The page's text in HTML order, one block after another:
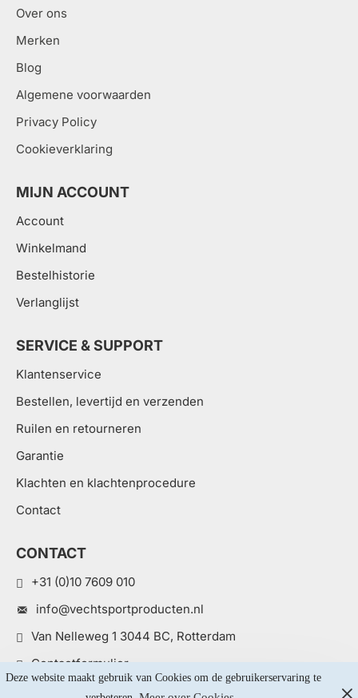
Deze website maakt gebruik van Cookies om de gebruikerservaring te
Over ons
Merken
Blog
Algemene voorwaarden
Privacy Policy
Cookieverklaring
MIJN ACCOUNT
Account
Winkelmand
Bestelhistorie
Verlanglijst
SERVICE & SUPPORT
Klantenservice
Bestellen, levertijd en verzenden
Ruilen en retourneren
Garantie
Klachten en klachtenprocedure
Contact
CONTACT
+31 (0)10 7609 010
info@vechtsportproducten.nl
Van Nelleweg 1 3044 BC, Rotterdam
Contactformulier